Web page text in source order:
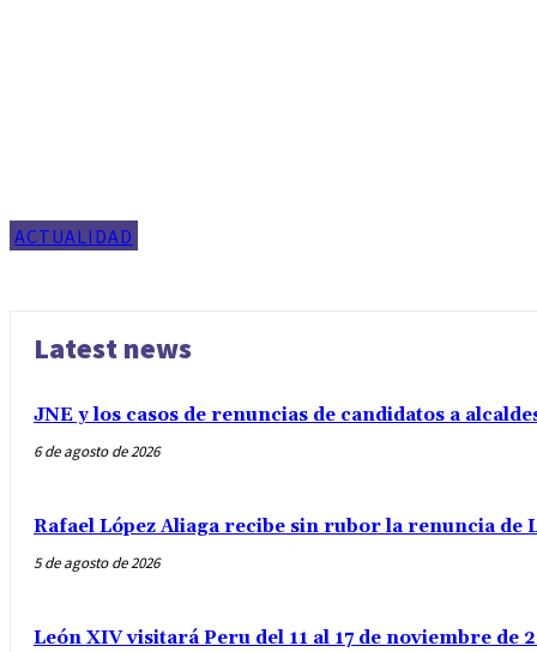
ACTUALIDAD
Latest news
JNE y los casos de renuncias de candidatos a
6 de agosto de 2026
Rafael López Aliaga recibe sin rubor la renuncia de
5 de agosto de 2026
León XIV visitará Peru del 11 al 17 de noviembre de